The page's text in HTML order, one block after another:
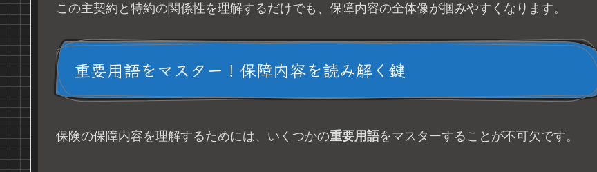
この主契約と特約の関係性を理解するだけでも、保障内容の全体像が掴みやすくなります。
重要用語をマスター！保障内容を読み解く鍵
保険の保障内容を理解するためには、いくつかの重要用語をマスターすることが不可欠です。